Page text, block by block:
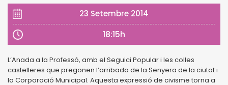
23 Setembre 2014
18:15h
L’Anada a la Professó, amb el Seguici Popular i les colles
castelleres que pregonen l’arribada de la Senyera de la ciutat i
la Corporació Municipal. Aquesta expressió de civisme torna a